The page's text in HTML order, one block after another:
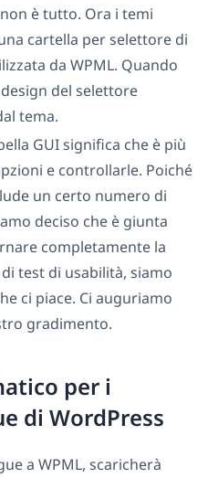
è tutto. Ora i temi
cartella per selettore di
da WPML. Quando
design del selettore
tema.
GUI significa che è più
e controllarle. Poiché
un certo numero di
deciso che è giunta
completamente la
test di usabilità, siamo
ci piace. Ci auguriamo
gradimento.
per i
di WordPress
a WPML, scaricherà